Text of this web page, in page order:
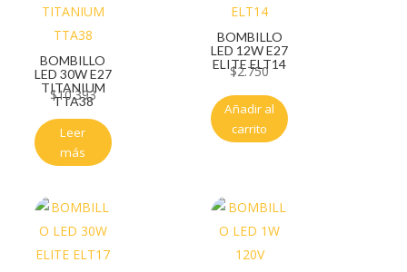
BOMBILLO
LED 30W E27
TITANIUM
TTA38
$10.393
Leer
más
BOMBILLO
LED 12W E27
ELITE ELT14
$2.750
Añadir al
carrito